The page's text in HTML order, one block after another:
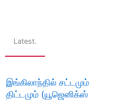
Latest.
இங்கிலாந்தில் சட்டமும்
திட்டமும் (யூஜெனிக்ஸ்